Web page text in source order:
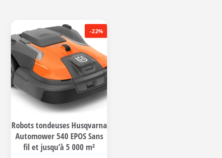
-22%
Robots tondeuses Husqvarna
Automower 540 EPOS Sans
fil et jusqu’à 5 000 m²